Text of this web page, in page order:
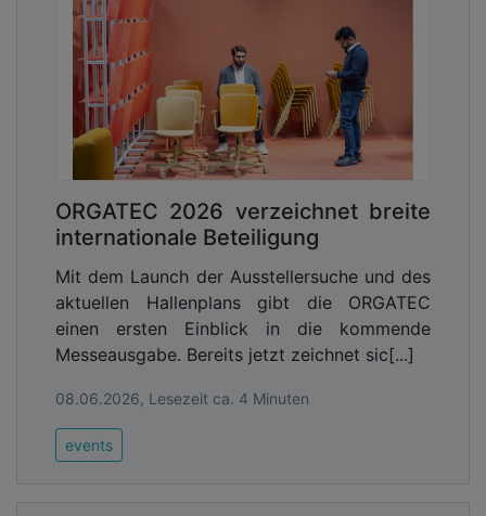
ORGATEC 2026 verzeichnet breite
internationale Beteiligung
Mit dem Launch der Ausstellersuche und des
aktuellen Hallenplans gibt die ORGATEC
einen ersten Einblick in die kommende
Messeausgabe. Bereits jetzt zeichnet sic[...]
08.06.2026, Lesezeit ca. 4 Minuten
events